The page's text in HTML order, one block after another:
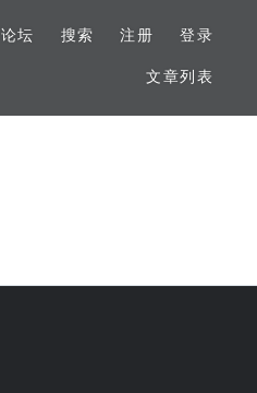
论坛 搜索 注册 登录
文章列表